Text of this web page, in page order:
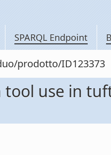
SPARQL Endpoint
prodotto/ID123373
use in